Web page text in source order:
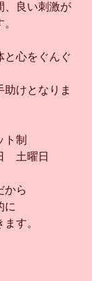
、良い刺激が
と心をぐんぐ
助けとなりま
ト制
　土曜日
から
に
す。